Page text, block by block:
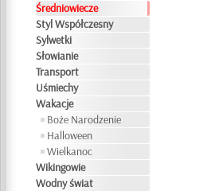
Średniowiecze
Styl Współczesny
Sylwetki
Słowianie
Transport
Uśmiechy
Wakacje
Boże Narodzenie
Halloween
Wielkanoc
Wikingowie
Wodny świat